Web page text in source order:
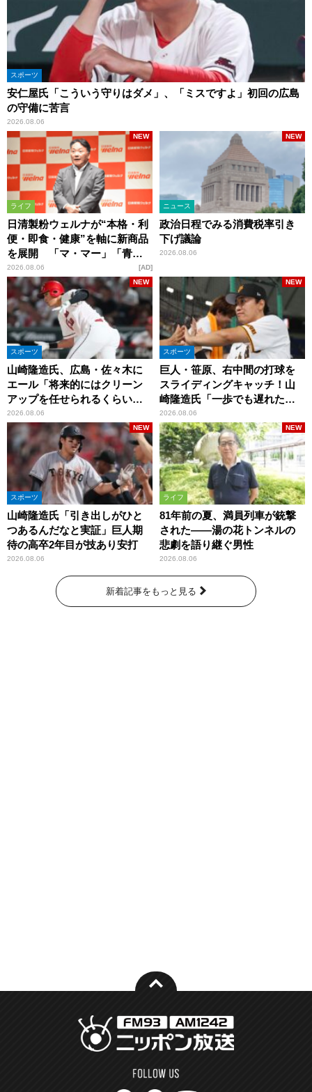
スポーツ
安仁屋氏「こういう守りはダメ」、「ミスですよ」初回の広島
の守備に苦言
2026.08.06
ライフ
日清製粉ウェルナが“本格・利
便・即食・健康”を軸に新商品
を展開 「マ・マー」「青の
洞窟」ブランドを強化
2026.08.06
NEW
AD
ニュース
政治日程でみる消費税率引き
下げ議論
2026.08.06
NEW
スポーツ
山崎隆造氏、広島・佐々木に
エール「将来的にはクリーン
アップを任せられるくらいま
では成長して」
2026.08.06
NEW
スポーツ
巨人・笹原、右中間の打球を
スライディングキャッチ！山
崎隆造氏「一歩でも遅れた
ら…」
2026.08.06
NEW
スポーツ
山崎隆造氏「引き出しがひと
つあるんだなと実証」巨人期
待の高卒2年目が技あり安打
2026.08.06
NEW
ライフ
81年前の夏、満員列車が銃撃
された――湯の花トンネルの
悲劇を語り継ぐ男性
2026.08.06
NEW
新着記事をもっと見る